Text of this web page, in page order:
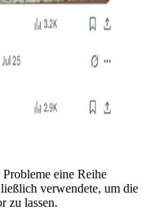
eine Reihe
verwendete, um die
zu lassen.